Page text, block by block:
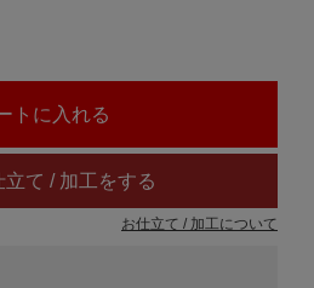
立て / 加工をする
お仕立て / 加工について